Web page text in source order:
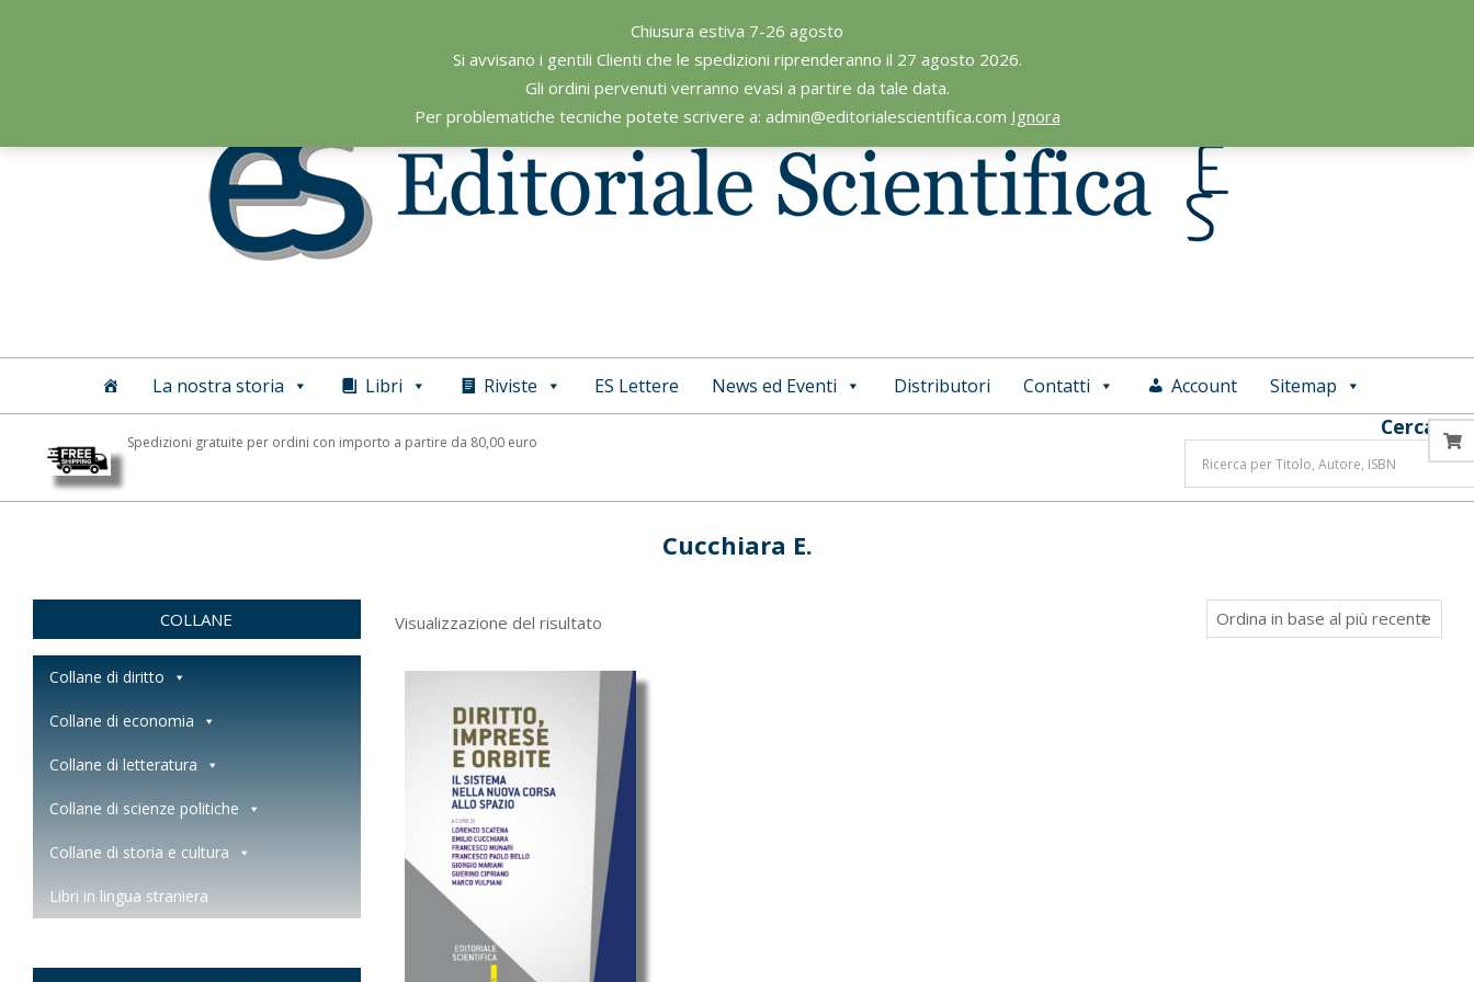
Chiusura estiva 7-26 agosto
Si avvisano i gentili Clienti che le spedizioni riprenderanno il 27 agosto 2026.
Gli ordini pervenuti verranno evasi a partire da tale data.
Per problematiche tecniche potete scrivere a: admin@editorialescientifica.com Ignora
Editoriale
Scientifica
Primary
La nostra storia Libri Riviste ES Lettere News ed Eventi Distributori Contatti Account Sitemap
Spedizioni gratuite per ordini con importo a partire da 80,00 euro
Cerca
Cucchiara E.
Visualizzazione del risultato
COLLANE
Collane di diritto
Collane di economia
Collane di letteratura
Collane di scienze politiche
Collane di storia e cultura
Libri in lingua straniera